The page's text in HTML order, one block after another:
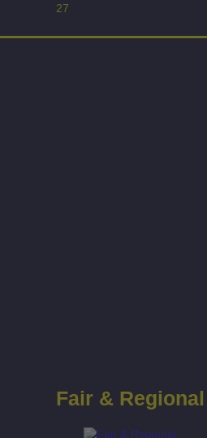
27
Fair & Regional